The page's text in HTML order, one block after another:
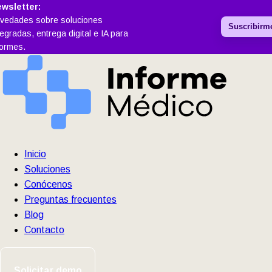
sobre soluciones
entrega digital e IA para
Inicio
Soluciones
Conócenos
Preguntas frecuentes
Blog
Contacto